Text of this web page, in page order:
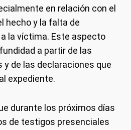
en relación con el
hecho y la falta de
la víctima. Este aspecto
a partir de las
de las declaraciones que
expediente.
durante los próximos días
de testigos presenciales